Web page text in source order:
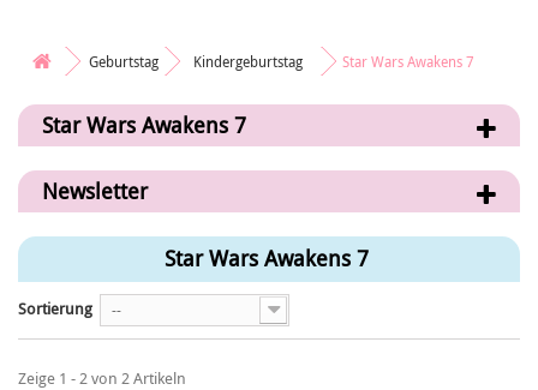
Geburtstag Kindergeburtstag Star Wars Awakens 7
Star Wars Awakens 7
Newsletter
Star Wars Awakens 7
Sortierung --
Zeige 1 - 2 von 2 Artikeln